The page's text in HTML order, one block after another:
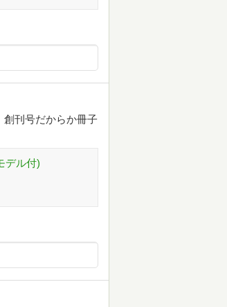
創刊号だからか冊子
デル付)